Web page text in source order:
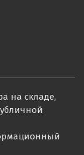
на складе,